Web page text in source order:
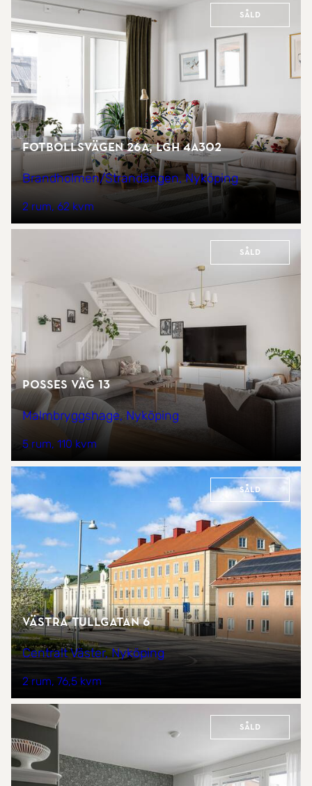
Såld
Fotbollsvägen 26A, lgh 4A302
Brandholmen/Strandängen, Nyköping
2 rum 62 kvm
Såld
Posses väg 13
Malmbryggshage, Nyköping
5 rum 110 kvm
Såld
Västra Tullgatan 6
Centralt Väster, Nyköping
2 rum 76,5 kvm
Såld